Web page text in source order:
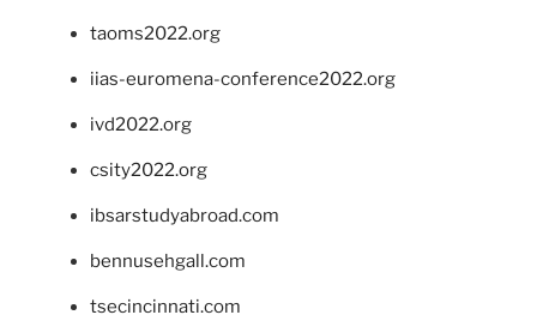
taoms2022.org
iias-euromena-conference2022.org
ivd2022.org
csity2022.org
ibsarstudyabroad.com
bennusehgall.com
tsecincinnati.com